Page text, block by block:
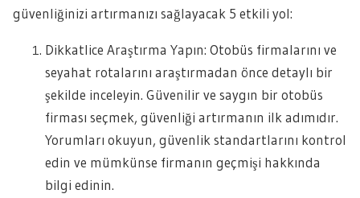
güvenliğinizi artırmanızı sağlayacak 5 etkili yol:
Dikkatlice Araştırma Yapın: Otobüs firmalarını ve
seyahat rotalarını araştırmadan önce detaylı bir
şekilde inceleyin. Güvenilir ve saygın bir otobüs
firması seçmek, güvenliği artırmanın ilk adımıdır.
Yorumları okuyun, güvenlik standartlarını kontrol
edin ve mümkünse firmanın geçmişi hakkında
bilgi edinin.